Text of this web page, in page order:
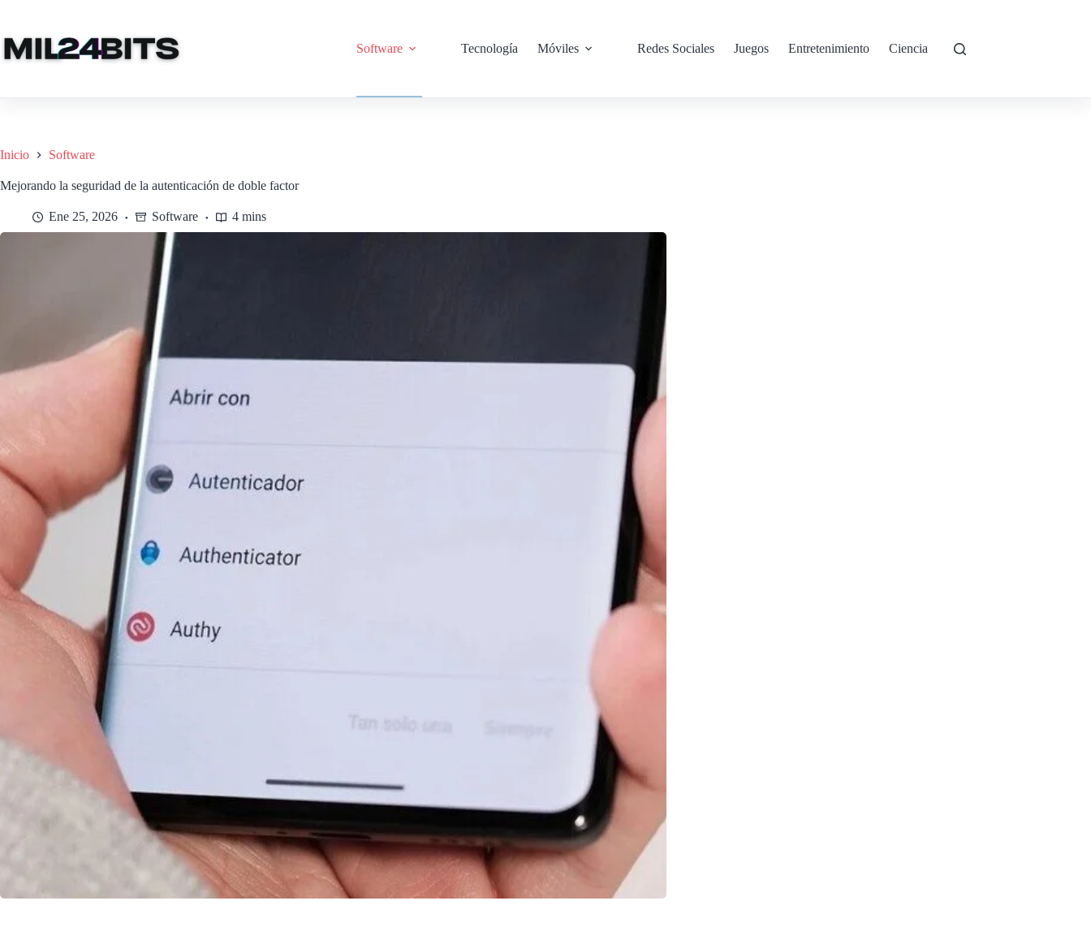
contenido
Software
Tecnología Móviles Redes Sociales Juegos Entretenimiento Ciencia
Inicio Software
Mejorando la seguridad de la autenticación de doble factor
Ene 25, 2026 Software 4 mins